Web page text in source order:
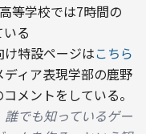
等学校では7時間の
る
け特設ページはこちら
ィア表現学部の鹿野
メントをしている。
誰でも知っているゲー